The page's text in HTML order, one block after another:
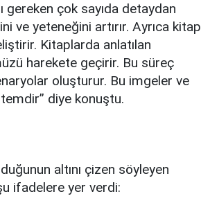
gereken çok sayıda detaydan
ve yeteneğini artırır. Ayrıca kitap
Kitaplarda anlatılan
harekete geçirir. Bu süreç
oluşturur. Bu imgeler ve
diye konuştu.
altını çizen söyleyen
ifadelere yer verdi: